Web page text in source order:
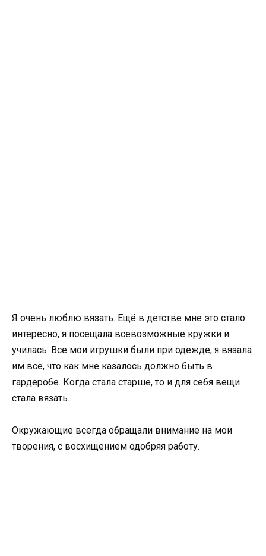
Я очень люблю вязать. Ещё в детстве мне это стало
интересно, я посещала всевозможные кружки и
училась. Все мои игрушки были при одежде, я вязала
им все, что как мне казалось должно быть в
гардеробе. Когда стала старше, то и для себя вещи
стала вязать.
Окружающие всегда обращали внимание на мои
творения, с восхищением одобряя работу.